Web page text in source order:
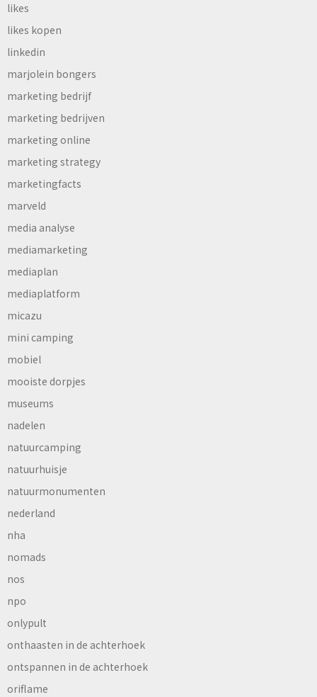
likes
likes kopen
linkedin
marjolein bongers
marketing bedrijf
marketing bedrijven
marketing online
marketing strategy
marketingfacts
marveld
media analyse
mediamarketing
mediaplan
mediaplatform
micazu
mini camping
mobiel
mooiste dorpjes
museums
nadelen
natuurcamping
natuurhuisje
natuurmonumenten
nederland
nha
nomads
nos
npo
onlypult
onthaasten in de achterhoek
ontspannen in de achterhoek
oriflame